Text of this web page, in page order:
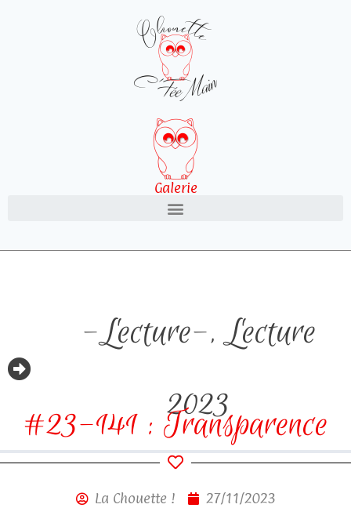
Galerie
-Lecture-,Lecture
2023
#23-141 : Transparence
La Chouette !
27/11/2023